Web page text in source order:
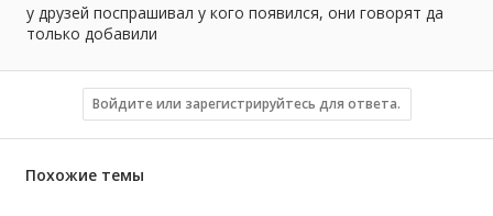
у друзей поспрашивал у кого появился, они говорят да
только добавили
Войдите или зарегистрируйтесь для ответа.
Похожие темы